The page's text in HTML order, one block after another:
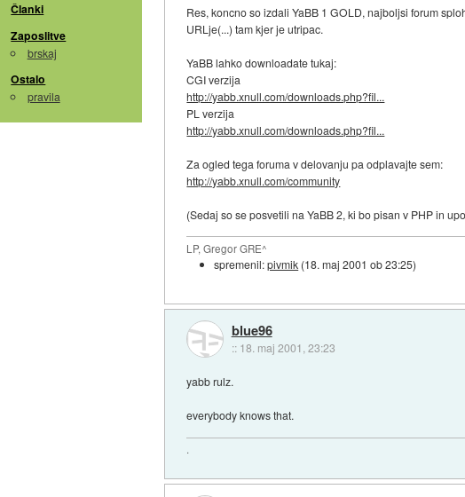
Članki
Zaposlitve
brskaj
Ostalo
pravila
Res, koncno so izdali YaBB 1 GOLD, najboljsi forum
URLje(...) tam kjer je utripac.
YaBB lahko downloadate tukaj:
CGI verzija
http://yabb.xnull.com/downloads.php?fil...
PL verzija
http://yabb.xnull.com/downloads.php?fil...
Za ogled tega foruma v delovanju pa odplavajte sem:
http://yabb.xnull.com/community
(Sedaj so se posvetili na YaBB 2, ki bo pisan v PHP in
LP, Gregor GRE^
spremenil:pivmik (18. maj 2001 ob 23:25)
blue96
:: 18. maj 2001, 23:23
yabb rulz.
everybody knows that.
.